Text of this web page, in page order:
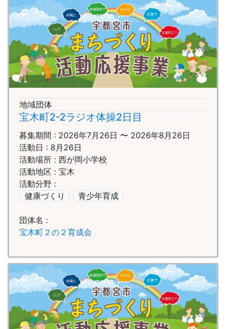
地域団体
宝木町2-2ラジオ体操2日目
募集期間 : 2026年7月26日 〜 2026年8月26日
活動日 : 8月26日
活動場所 : 西が岡小学校
活動地区 : 宝木
活動分野 :
健康づくり
青少年育成
団体名 :
宝木町２の２育成会